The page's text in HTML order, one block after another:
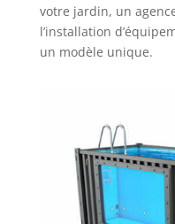
votre jardin, un
l’installation
un modèle unique.